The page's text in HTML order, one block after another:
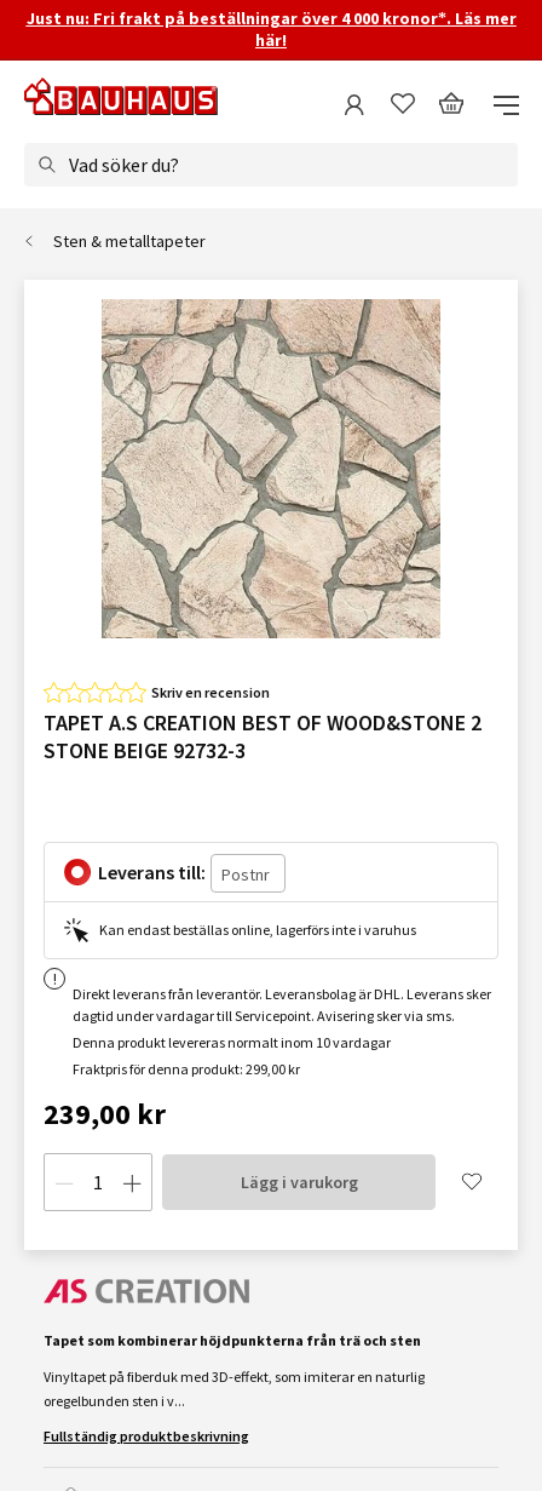
Just nu: Fri frakt på beställningar över 4 000 kronor*. Läs mer
här!
Vad söker du?
Sten & metalltapeter
Skriv en recension
TAPET A.S CREATION BEST OF WOOD&STONE 2
STONE BEIGE 92732-3
Leverans till:
Kan endast beställas online, lagerförs inte i varuhus
Direkt leverans från leverantör. Leveransbolag är DHL. Leverans sker
dagtid under vardagar till Servicepoint. Avisering sker via sms.
Denna produkt levereras normalt inom 10 vardagar
Fraktpris för denna produkt: 299,00 kr
239,00 kr
Lägg i varukorg
Tapet som kombinerar höjdpunkterna från trä och sten
Vinyltapet på fiberduk med 3D-effekt, som imiterar en naturlig
oregelbunden sten i v...
Fullständig produktbeskrivning